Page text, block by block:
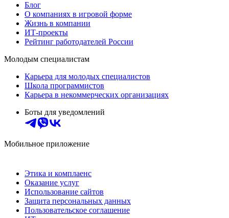
Блог
О компаниях в игровой форме
Жизнь в компании
ИТ-проекты
Рейтинг работодателей России
Молодым специалистам
Карьера для молодых специалистов
Школа программистов
Карьера в некоммерческих организациях
Боты для уведомлений
Мобильное приложение
Этика и комплаенс
Оказание услуг
Использование сайтов
Защита персональных данных
Пользовательское соглашение